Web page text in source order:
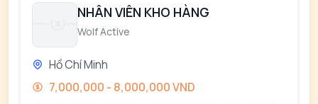
NHÂN VIÊN KHO HÀNG
Wolf Active
Hồ Chí Minh
7,000,000 - 8,000,000 VND